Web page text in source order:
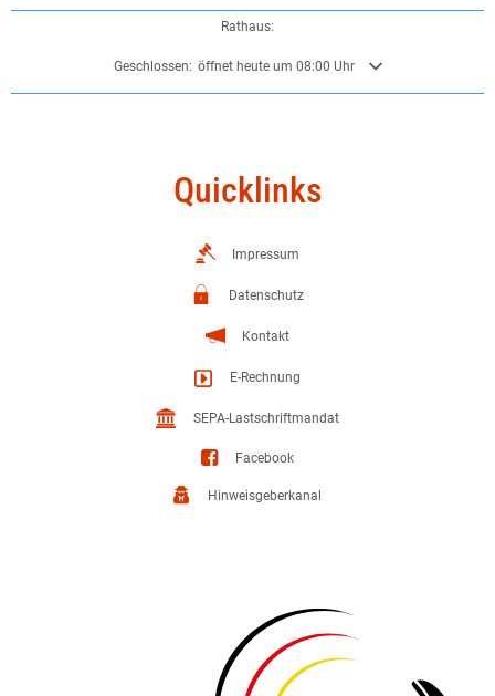
Rathaus:
Klicken, um weitere Öffnungs- oder Schließzeiten auszublenden
Geschlossen: öffnet heute um 08:00 Uhr
Quicklinks
Impressum
Datenschutz
Kontakt
E-Rechnung
SEPA-Lastschriftmandat
Facebook
Hinweisgeberkanal